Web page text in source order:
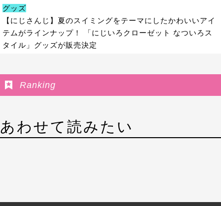
グッズ
【にじさんじ】夏のスイミングをテーマにしたかわいいアイ
テムがラインナップ！ 「にじいろクローゼット なついろス
タイル」グッズが販売決定
Ranking
あわせて読みたい